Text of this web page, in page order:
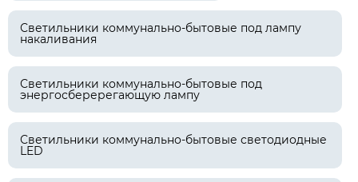
Светильники коммунально-бытовые под лампу
накаливания
Светильники коммунально-бытовые под
энергосберерегающую лампу
Светильники коммунально-бытовые светодиодные
LED